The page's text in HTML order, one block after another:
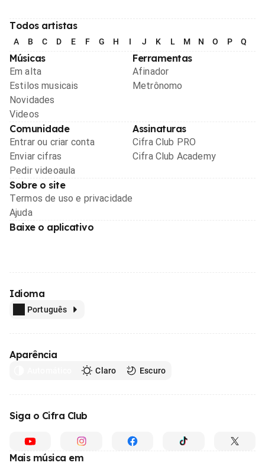
Todos artistas
A B C D E F G H I J K L M N O P Q
Músicas
Em alta
Estilos musicais
Novidades
Videos
Ferramentas
Afinador
Metrônomo
Comunidade
Entrar ou criar conta
Enviar cifras
Pedir videoaula
Assinaturas
Cifra Club PRO
Cifra Club Academy
Sobre o site
Termos de uso e privacidade
Ajuda
Baixe o aplicativo
Idioma
Português
Aparência
Claro Escuro
Siga o Cifra Club
Mais música em